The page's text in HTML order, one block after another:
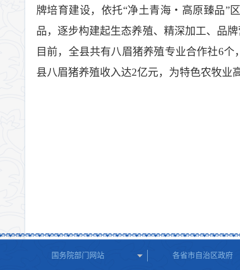
牌培育建设，依托“净土青海・高原臻品”
品，逐步构建起生态养殖、精深加工、品
目前，全县共有八眉猪养殖专业合作社6个
县八眉猪养殖收入达2亿元，为特色农牧业
国务院部门网站 各省市自治区政府